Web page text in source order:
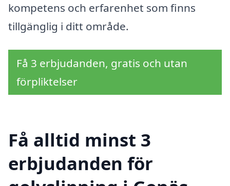
kompetens och erfarenhet som finns
tillgänglig i ditt område.
Få 3 erbjudanden, gratis och utan
förpliktelser
Få alltid minst 3
erbjudanden för